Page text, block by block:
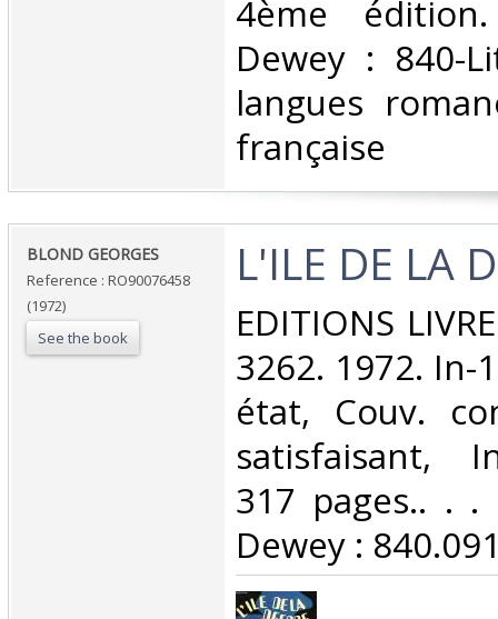
‎4ème édition.
Dewey : 840-
langues
française‎
‎BLOND GEORGES‎
Reference : RO90076458
(1972)
See the book
‎L'ILE DE LA
‎EDITIONS
3262. 1972. In-
état, Couv.
satisfaisant,
317 pages.. . .
Dewey :